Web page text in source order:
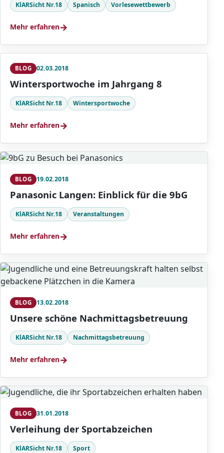
KlARSicht Nr.18 Spanisch Vorlesewettbewerb
Mehr erfahren→
BLOG 02.03.2018
Wintersportwoche im Jahrgang 8
KlARSicht Nr.18 Wintersportwoche
Mehr erfahren→
BLOG 19.02.2018
Panasonic Langen: Einblick für die 9bG
KlARSicht Nr.18 Veranstaltungen
Mehr erfahren→
BLOG 13.02.2018
Unsere schöne Nachmittagsbetreuung
KlARSicht Nr.18 Nachmittagsbetreuung
Mehr erfahren→
BLOG 31.01.2018
Verleihung der Sportabzeichen
KlARSicht Nr.18 Sport